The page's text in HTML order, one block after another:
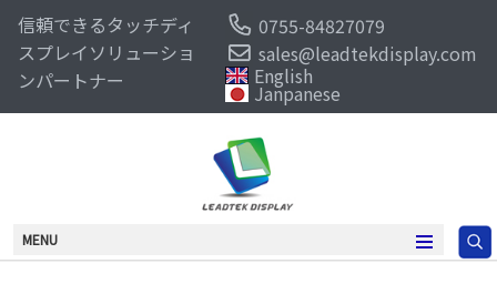
信頼できるタッチディ
スプレイソリューショ
ンパートナー
0755-84827079
sales@leadtekdisplay.com
English
Janpanese
MENU